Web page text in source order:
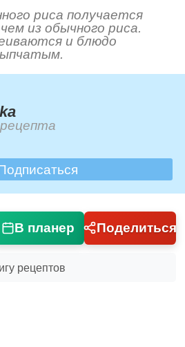
риса получается
из обычного риса.
и блюдо
В планер Поделиться
рецептов